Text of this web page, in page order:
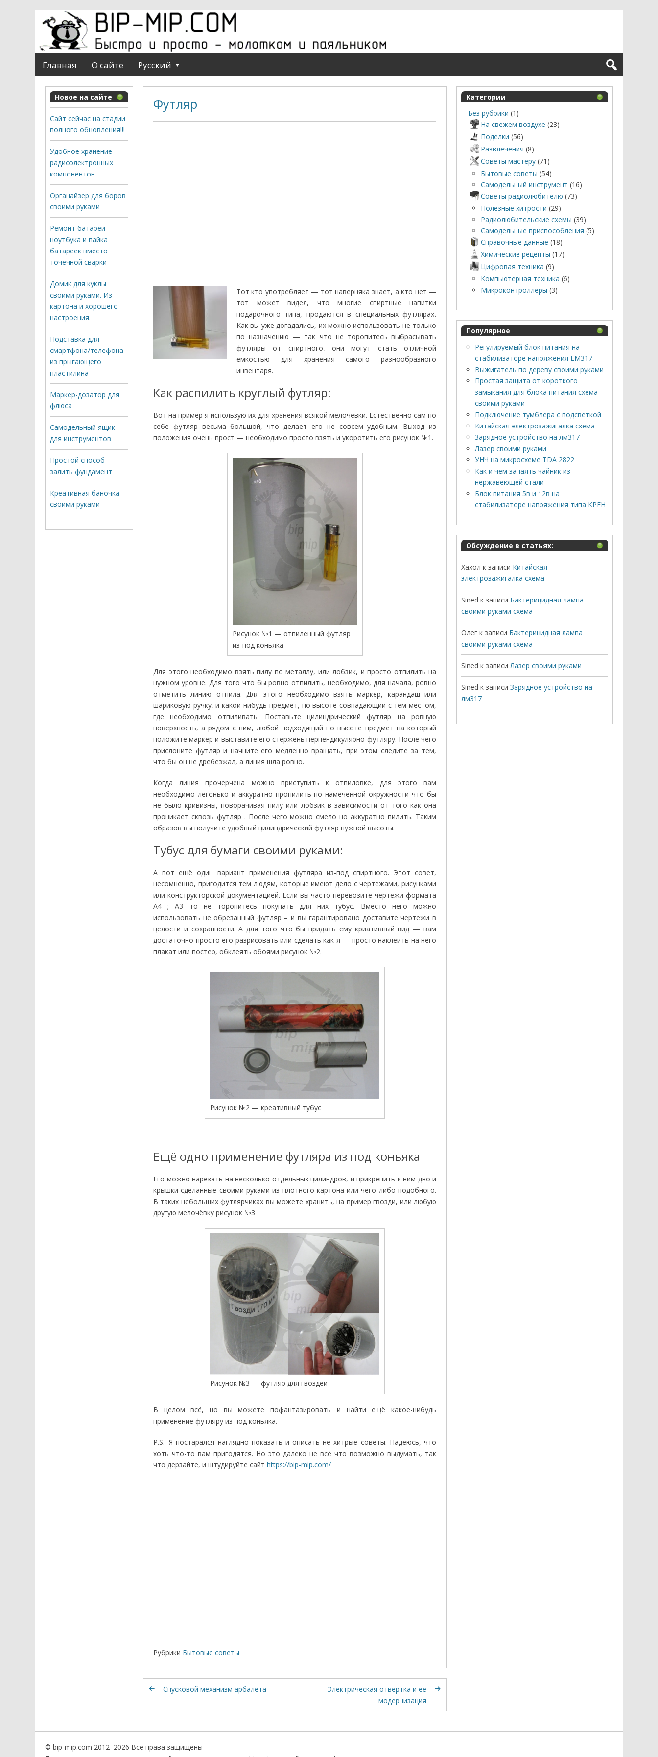
Главная О сайте Русский
Футляр
Тот кто употребляет — тот наверняка знает, а кто нет —
тот может видел, что многие спиртные напитки
подарочного типа, продаются в специальных футлярах.
Как вы уже догадались, их можно использовать не только
по назначению — так что не торопитесь выбрасывать
футляры от спиртного, они могут стать отличной
емкостью для хранения самого разнообразного
инвентаря.
Как распилить круглый футляр:
Вот на пример я использую их для хранения всякой мелочёвки. Естественно сам по
себе футляр весьма большой, что делает его не совсем удобным. Выход из
положения очень прост — необходимо просто взять и укоротить его рисунок №1.
Рисунок №1 — отпиленный футляр
из-под коньяка
Для этого необходимо взять пилу по металлу, или лобзик, и просто отпилить на
нужном уровне. Для того что бы ровно отпилить, необходимо, для начала, ровно
отметить линию отпила. Для этого необходимо взять маркер, карандаш или
шариковую ручку, и какой-нибудь предмет, по высоте совпадающий с тем местом,
где необходимо отпиливать. Поставьте цилиндрический футляр на ровную
поверхность, а рядом с ним, любой подходящий по высоте предмет на который
положите маркер и выставите его стержень перпендикулярно футляру. После чего
прислоните футляр и начните его медленно вращать, при этом следите за тем,
что бы он не дребезжал, а линия шла ровно.
Когда линия прочерчена можно приступить к отпиловке, для этого вам
необходимо легонько и аккуратно пропилить по намеченной окружности что бы
не было кривизны, поворачивая пилу или лобзик в зависимости от того как она
проникает сквозь футляр . После чего можно смело но аккуратно пилить. Таким
образов вы получите удобный цилиндрический футляр нужной высоты.
Тубус для бумаги своими руками:
А вот ещё один вариант применения футляра из-под спиртного. Этот совет,
несомненно, пригодится тем людям, которые имеют дело с чертежами, рисунками
или конструкторской документацией. Если вы часто перевозите чертежи формата
А4 ; А3 то не торопитесь покупать для них тубус. Вместо него можно
использовать не обрезанный футляр – и вы гарантировано доставите чертежи в
целости и сохранности. А для того что бы придать ему криативный вид — вам
достаточно просто его разрисовать или сделать как я — просто наклеить на него
плакат или постер, обклеять обоями рисунок №2.
Рисунок №2 — креативный тубус
Ещё одно применение футляра из под коньяка
Его можно нарезать на несколько отдельных цилиндров, и прикрепить к ним дно и
крышки сделанные своими руками из плотного картона или чего либо подобного.
В таких небольших футлярчиках вы можете хранить, на пример гвозди, или любую
другую мелочёвку рисунок №3
Рисунок №3 — футляр для гвоздей
В целом всё, но вы можете пофантазировать и найти ещё какое-нибудь
применение футляру из под коньяка.
P.S.: Я постарался наглядно показать и описать не хитрые советы. Надеюсь, что
хоть что-то вам пригодятся. Но это далеко не всё что возможно выдумать, так
что дерзайте, и штудируйте сайт https://bip-mip.com/
Рубрики Бытовые советы
Спусковой механизм арбалета
Электрическая отвёртка и её
модернизация
Категории
Без рубрики (1)
На свежем воздухе (23)
Поделки (56)
Развлечения (8)
Советы мастеру (71)
Бытовые советы (54)
Самодельный инструмент (16)
Советы радиолюбителю (73)
Полезные хитрости (29)
Радиолюбительские схемы (39)
Самодельные приспособления (5)
Справочные данные (18)
Химические рецепты (17)
Цифровая техника (9)
Компьютерная техника (6)
Микроконтроллеры (3)
Популярное
Регулируемый блок питания на
стабилизаторе напряжения LM317
Выжигатель по дереву своими руками
Простая защита от короткого
замыкания для блока питания схема
своими руками
Подключение тумблера с подсветкой
Китайская электрозажигалка схема
Зарядное устройство на лм317
Лазер своими руками
УНЧ на микросхеме TDA 2822
Как и чем запаять чайник из
нержавеющей стали
Блок питания 5в и 12в на
стабилизаторе напряжения типа КРЕН
Обсуждение в статьях:
Хахол к записи Китайская
электрозажигалка схема
Sined к записи Бактерицидная лампа
своими руками схема
Олег к записи Бактерицидная лампа
своими руками схема
Sined к записи Лазер своими руками
Sined к записи Зарядное устройство на
лм317
Новое на сайте
Сайт сейчас на стадии
полного обновления!!!
Удобное хранение
радиоэлектронных
компонентов
Органайзер для боров
своими руками
Ремонт батареи
ноутбука и пайка
батареек вместо
точечной сварки
Домик для куклы
своими руками. Из
картона и хорошего
настроения.
Подставка для
смартфона/телефона
из прыгающего
пластилина
Маркер-дозатор для
флюса
Самодельный ящик
для инструментов
Простой способ
залить фундамент
Креативная баночка
своими руками
© bip-mip.com 2012–2026 Все права защищены